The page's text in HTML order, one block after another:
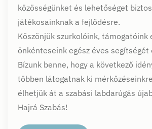
közösségünket és lehetőséget
játékosainknak a fejlődésre.
Köszönjük szurkolóink, támogatóink
önkénteseink egész éves
Bízunk benne, hogy a következő
többen látogatnak ki
élhetjük át a szabási labdarúgás
Hajrá Szabás!